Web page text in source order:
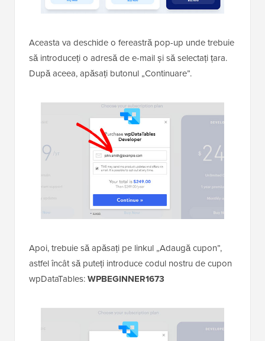
Aceasta va deschide o fereastră pop-up unde trebuie
să introduceți o adresă de e-mail și să selectați țara.
După aceea, apăsați butonul „Continuare”.
Apoi, trebuie să apăsați pe linkul „Adaugă cupon”,
astfel încât să puteți introduce codul nostru de cupon
wpDataTables:WPBEGINNER1673